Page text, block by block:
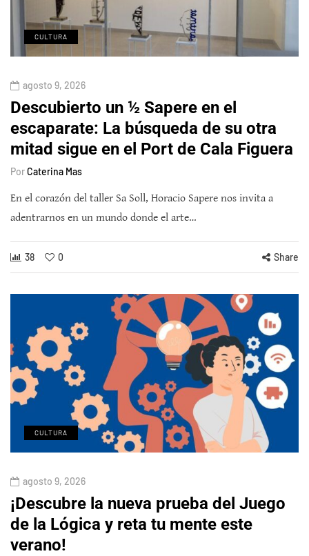
CULTURA
agosto 9, 2026
Descubierto un ½ Sapere en el
escaparate: La búsqueda de su otra
mitad sigue en el Port de Cala Figuera
PorCaterina Mas
En el corazón del taller Sa Soll, Horacio Sapere nos invita a
adentrarnos en un mundo donde el arte…
38 0 Share
CULTURA
agosto 9, 2026
¡Descubre la nueva prueba del Juego
de la Lógica y reta tu mente este
verano!